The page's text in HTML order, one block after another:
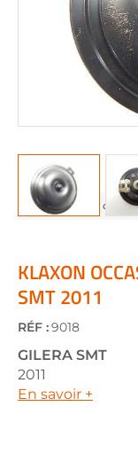
the
beginning
of
the
images
gallery
KLAXON
SMT 2011
RÉF :9018
GILERA SMT
2011
En savoir +